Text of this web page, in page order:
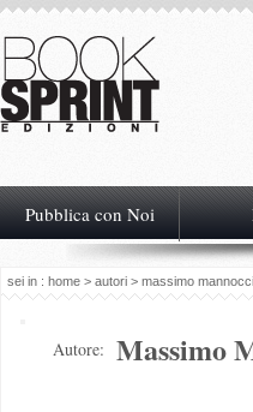
Pubblica con Noi
sei in : home > autori > massimo mannocci
Autore: Massimo